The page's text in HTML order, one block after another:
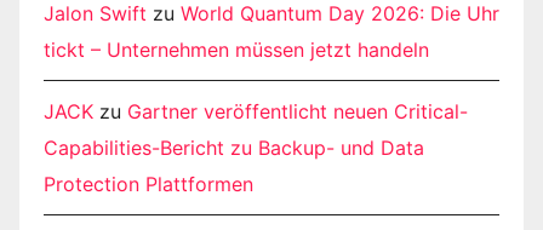
Jalon Swift zu World Quantum Day 2026: Die Uhr
tickt – Unternehmen müssen jetzt handeln
JACK zu Gartner veröffentlicht neuen Critical-
Capabilities-Bericht zu Backup- und Data
Protection Plattformen